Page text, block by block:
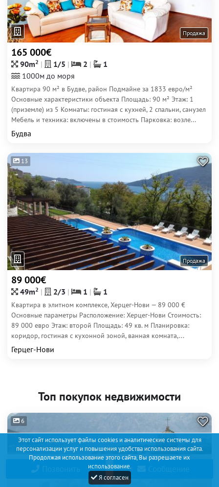
Этот сайт использует файлы cookies и аналитические системы для
персонализации услуг и повышения удобства использования сайта.
Продолжая использование этого сайта, Вы разрешаете их
использование.
Я согласен
Продажа
165 000€
90m2 1/5 2
1
1000м до моря
Квартира 90 м² в Будве, район Подмайне за 1833 евро/м²
Основные характеристики объекта Площадь: 90 м² Этаж: 1
(приземле) из 5 Комнаты: гостиная с кухней, 2 спальни, санузел
Мебель и техника: включены в стоимость Парковка: возле...
Будва
13
Продажа
89 000€
49m2 2/3 1 1
Квартира в элитном комплексе, Херцег-Нови — 89 000 €
Основные параметры Расположение: Херцег-Нови Стоимость:
89 000 евро Этаж: второй Площадь: 49 кв. м Планировка:
коридор, гостиная с кухонной зоной, ванная комната,...
Герцег-Нови
Топ покупок недвижимости
6
Позвонить Сообщение